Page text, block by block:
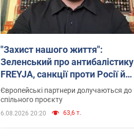
"Захист нашого життя":
Зеленський про антибалістику
FREYJA, санкції проти Росії й
підтримку аграріїв. Відео
Європейські партнери долучаються до
спільного проєкту
6.08.2026 20:20 63,6 т.